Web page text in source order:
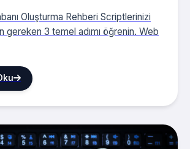
Oluşturma Rehberi Scriptlerinizi
gereken 3 temel adımı öğrenin. Web